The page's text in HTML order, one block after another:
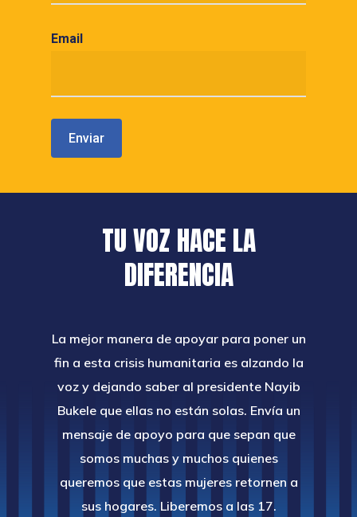
Email
TU VOZ HACE LA
DIFERENCIA
La mejor manera de apoyar para poner un
fin a esta crisis humanitaria es alzando la
voz y dejando saber al presidente Nayib
Bukele que ellas no están solas. Envía un
mensaje de apoyo para que sepan que
somos muchas y muchos quienes
queremos que estas mujeres retornen a
sus hogares. Liberemos a las 17.